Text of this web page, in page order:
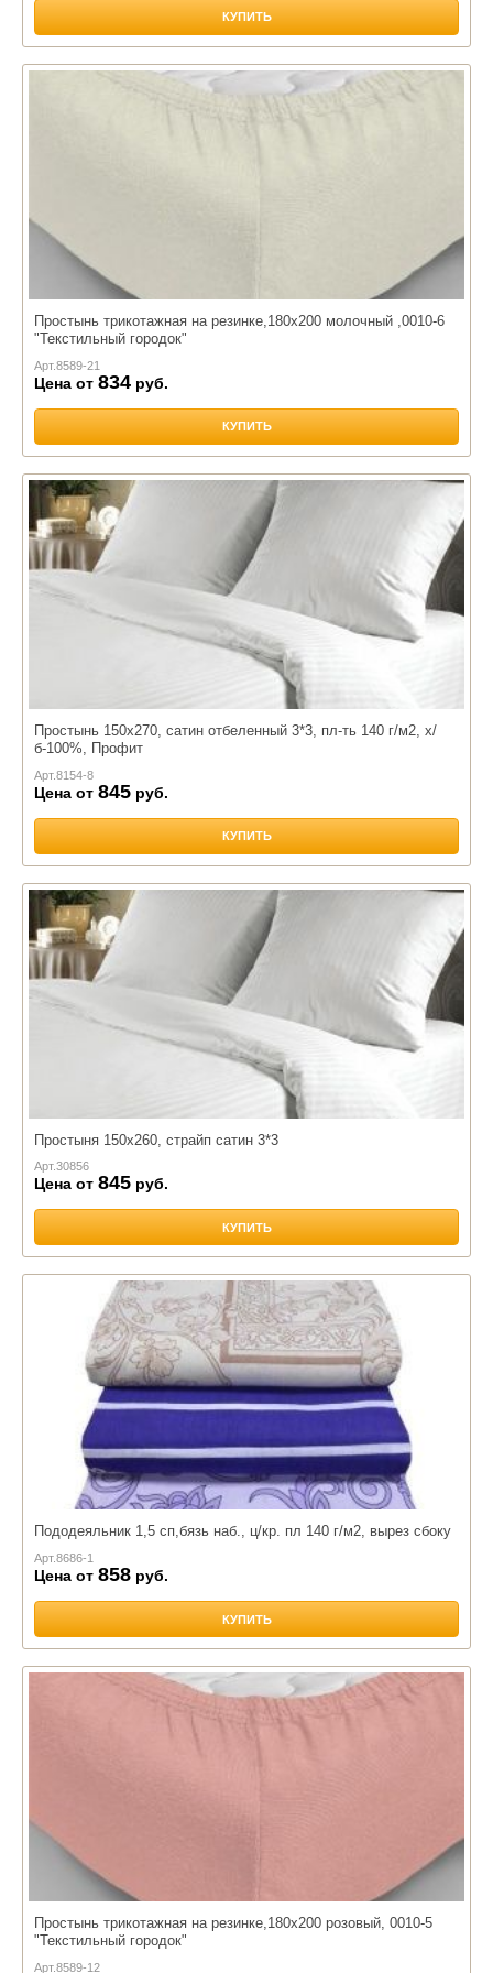
КУПИТЬ
Простынь трикотажная на резинке,180х200 молочный ,0010-6
"Текстильный городок"
Арт.8589-21
Цена от 834 руб.
КУПИТЬ
Простынь 150х270, сатин отбеленный 3*3, пл-ть 140 г/м2, х/
б-100%, Профит
Арт.8154-8
Цена от 845 руб.
КУПИТЬ
Простыня 150х260, страйп сатин 3*3
Арт.30856
Цена от 845 руб.
КУПИТЬ
Пододеяльник 1,5 сп,бязь наб., ц/кр. пл 140 г/м2, вырез сбоку
Арт.8686-1
Цена от 858 руб.
КУПИТЬ
Простынь трикотажная на резинке,180х200 розовый, 0010-5
"Текстильный городок"
Арт.8589-12